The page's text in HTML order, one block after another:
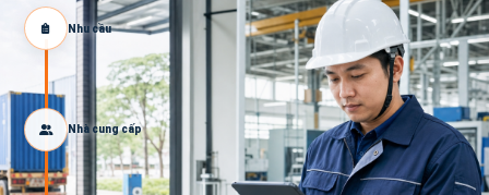
Nhu cầu
Nhà cung cấp